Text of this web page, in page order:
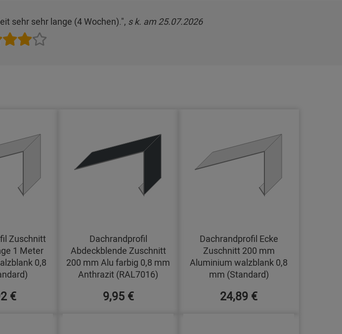
sehr sehr lange (4 Wochen).", s k. am 25.07.2026
Zuschnitt
1 Meter
0,8
€
Dachrandprofil
Abdeckblende Zuschnitt
200 mm Alu farbig 0,8 mm
Anthrazit (RAL7016)
9,95 €
Dachrandprofil Ecke
Zuschnitt 200 mm
Aluminium walzblank 0,8
mm (Standard)
24,89 €